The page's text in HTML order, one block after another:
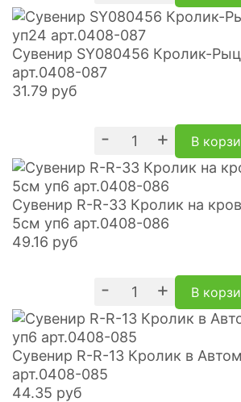
Сувенир SY080456 Кролик-
арт.0408-087
31.79 руб
- + В
Сувенир R-R-33 Кролик на
5см уп6 арт.0408-086
49.16 руб
- + В
Сувенир R-R-13 Кролик в
арт.0408-085
44.35 руб